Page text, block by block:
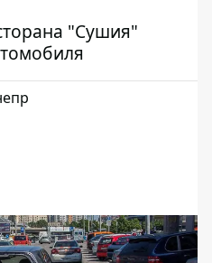
"Сушия"